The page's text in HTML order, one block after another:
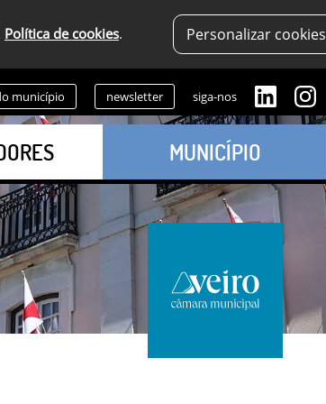
Política de cookies. Personalizar cookies
município newsletter siga-nos
MUNICÍPIO